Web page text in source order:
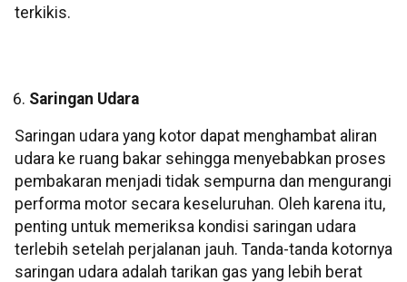
terkikis.
Saringan Udara
Saringan udara yang kotor dapat menghambat aliran
udara ke ruang bakar sehingga menyebabkan proses
pembakaran menjadi tidak sempurna dan mengurangi
performa motor secara keseluruhan. Oleh karena itu,
penting untuk memeriksa kondisi saringan udara
terlebih setelah perjalanan jauh. Tanda-tanda kotornya
saringan udara adalah tarikan gas yang lebih berat